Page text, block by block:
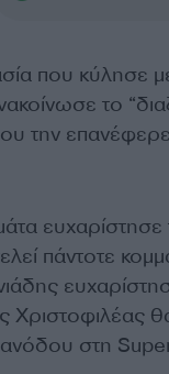
που κύλησε
το
την
ευχαρίστησε
πάντοτε
Χριστοφιλέας
στη